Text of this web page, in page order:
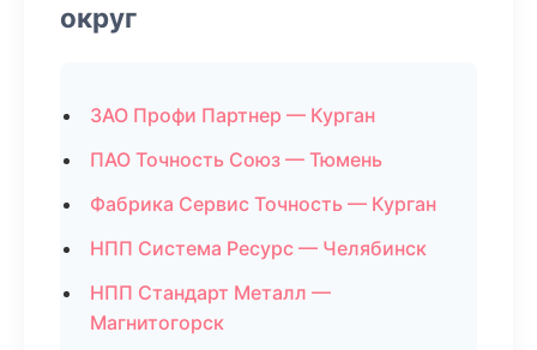
округ
ЗАО Профи Партнер — Курган
ПАО Точность Союз — Тюмень
Фабрика Сервис Точность — Курган
НПП Система Ресурс — Челябинск
НПП Стандарт Металл —
Магнитогорск